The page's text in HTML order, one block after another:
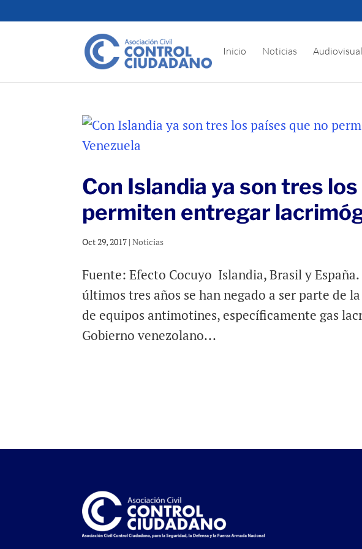
Inicio Noticias
Con Islandia ya son tres
permiten entregar
Oct 29, 2017 |Noticias
Fuente: Efecto Cocuyo Islandia, Brasil y
últimos tres años se han negado a ser parte de
de equipos antimotines, específicamente gas
Gobierno venezolano...